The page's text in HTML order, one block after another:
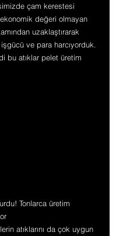
çam kerestesi
değeri olmayan
uzaklaştırarak
ve para harcıyorduk.
bu atıklar pelet üretim
Tonlarca üretim
atıklarını da çok uygun